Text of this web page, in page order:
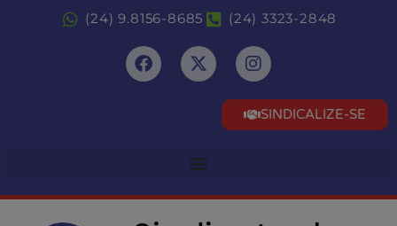
(24) 9.8156-8685 (24) 3323-2848
SINDICALIZE-SE